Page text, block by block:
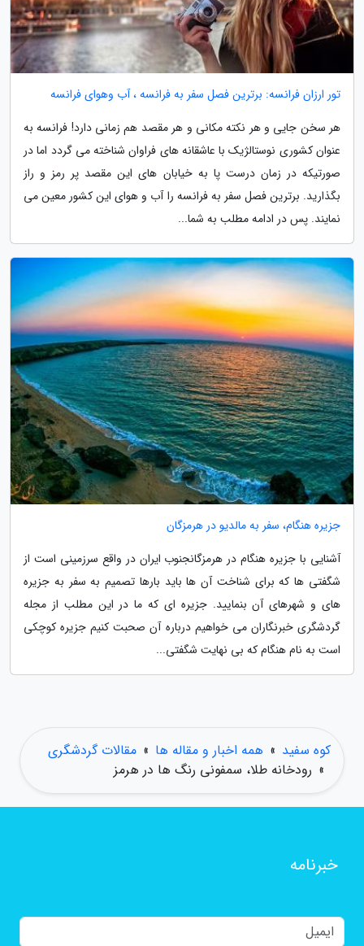
تور ارزان فرانسه: برترین فصل سفر به فرانسه ، آب وهوای فرانسه
هر سخن جایی و هر نکته مکانی و هر مقصد هم زمانی دارد! فرانسه به
عنوان کشوری نوستالژیک با عاشقانه های فراوان شناخته می گردد اما در
صورتیکه در زمان درست پا به خیابان های این مقصد پر رمز و راز
بگذارید. برترین فصل سفر به فرانسه را آب و هوای این کشور معین می
نمایند. پس در ادامه مطلب به شما...
جزیره هنگام، سفر به مالدیو در هرمزگان
آشنایی با جزیره هنگام در هرمزگانجنوب ایران در واقع سرزمینی است از
شگفتی ها که برای شناخت آن ها باید بارها تصمیم به سفر به جزیره
های و شهرهای آن بنمایید. جزیره ای که ما در این مطلب از مجله
گردشگری خبرنگاران می خواهیم درباره آن صحبت کنیم جزیره کوچکی
است به نام هنگام که بی نهایت شگفتی...
کوه سفید » همه اخبار و مقاله ها » مقالات گردشگری
» رودخانه طلا، سمفونی رنگ ها در هرمز
خبرنامه